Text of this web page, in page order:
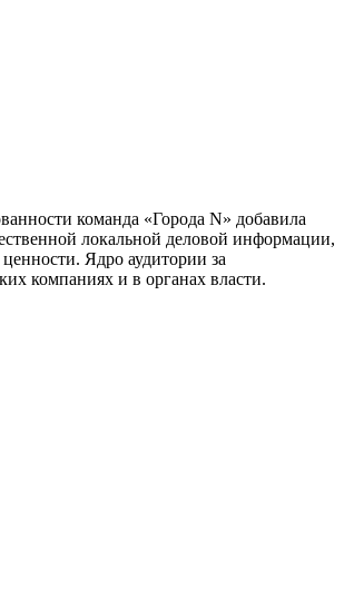
команда «Города N» добавила
локальной деловой информации,
Ядро аудитории за
компаниях и в органах власти.